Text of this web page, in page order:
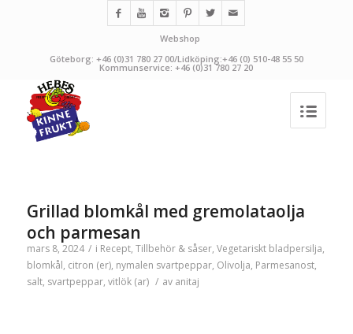
Webshop
Göteborg: +46 (0)31 780 27 00/Lidköping:+46 (0) 510-48 55 50
Kommunservice: +46 (0)31 780 27 20
Grillad blomkål med gremolataolja
och parmesan
mars 8, 2024 / i Recept, Tillbehör & såser, Vegetariskt bladpersilja,
blomkål, citron (er), nymalen svartpeppar, Olivolja, Parmesanost,
salt, svartpeppar, vitlök (ar) / av anitaj